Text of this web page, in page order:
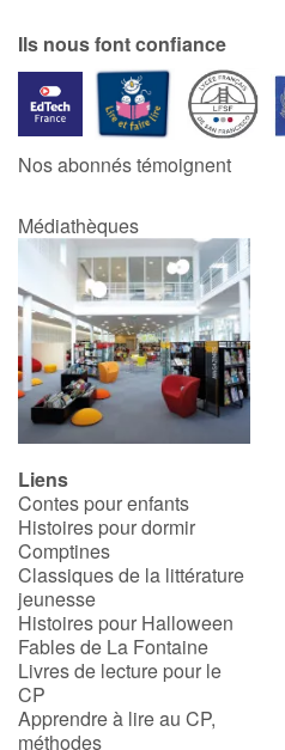
Ils nous font confiance
Nos abonnés témoignent
Médiathèques
Liens
Contes pour enfants
Histoires pour dormir
Comptines
Classiques de la littérature
jeunesse
Histoires pour Halloween
Fables de La Fontaine
Livres de lecture pour le
CP
Apprendre à lire au CP,
méthodes